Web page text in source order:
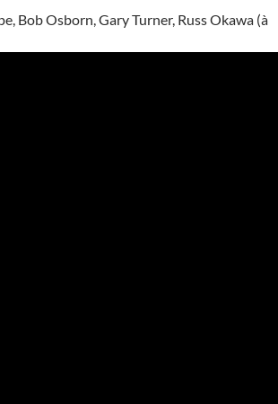
Bob Osborn, Gary Turner, Russ Okawa (à